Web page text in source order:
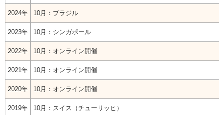
パーソナルファイナンス教育について
アクセス
お問い合わせ
English
2024年 10月：ブラジル
2023年 10月：シンガポール
2022年 10月：オンライン開催
2021年 10月：オンライン開催
2020年 10月：オンライン開催
2019年 10月：スイス（チューリッヒ）